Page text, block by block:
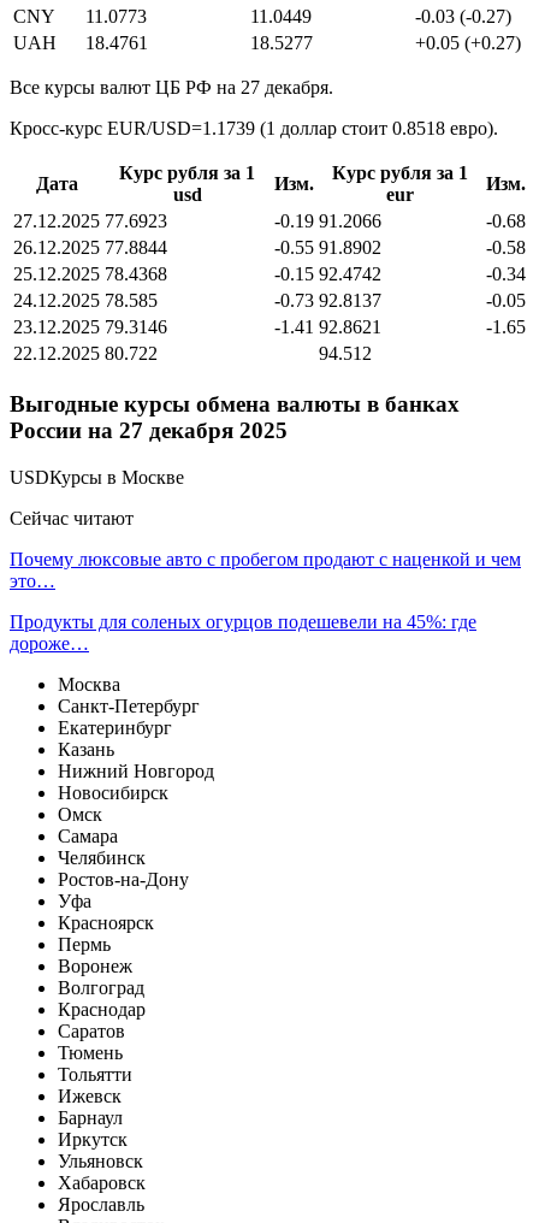
CNY
11.0773 11.0449
-0.03 (-0.27)
UAH
18.4761 18.5277 +0.05 (+0.27)
Все курсы валют ЦБ РФ на 27 декабря.
Кросс-курс EUR/USD=1.1739 (1 доллар стоит 0.8518 евро).
Дата
Курс рубля за 1
usd
Изм.
Курс рубля за 1
eur
Изм.
27.12.2025 77.6923 -0.19 91.2066
-0.68
26.12.2025 77.8844 -0.55 91.8902
-0.58
25.12.2025 78.4368 -0.15 92.4742
-0.34
24.12.2025 78.585 -0.73 92.8137
-0.05
23.12.2025 79.3146 -1.41 92.8621
-1.65
22.12.2025 80.722 94.512
Выгодные курсы обмена валюты в банках
России на 27 декабря 2025
USDКурсы в Москве
Сейчас читают
Почему люксовые авто с пробегом продают с наценкой и чем
это…
Продукты для соленых огурцов подешевели на 45%: где
дороже…
Москва
Санкт-Петербург
Екатеринбург
Казань
Нижний Новгород
Новосибирск
Омск
Самара
Челябинск
Ростов-на-Дону
Уфа
Красноярск
Пермь
Воронеж
Волгоград
Краснодар
Саратов
Тюмень
Тольятти
Ижевск
Барнаул
Иркутск
Ульяновск
Хабаровск
Ярославль